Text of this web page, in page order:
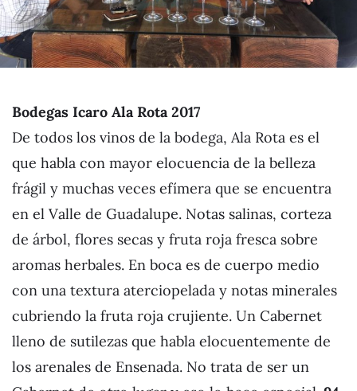
Bodegas Icaro Ala Rota 2017
De todos los vinos de la bodega, Ala Rota es el
que habla con mayor elocuencia de la belleza
frágil y muchas veces efímera que se encuentra
en el Valle de Guadalupe. Notas salinas, corteza
de árbol, flores secas y fruta roja fresca sobre
aromas herbales. En boca es de cuerpo medio
con una textura aterciopelada y notas minerales
cubriendo la fruta roja crujiente. Un Cabernet
lleno de sutilezas que habla elocuentemente de
los arenales de Ensenada. No trata de ser un